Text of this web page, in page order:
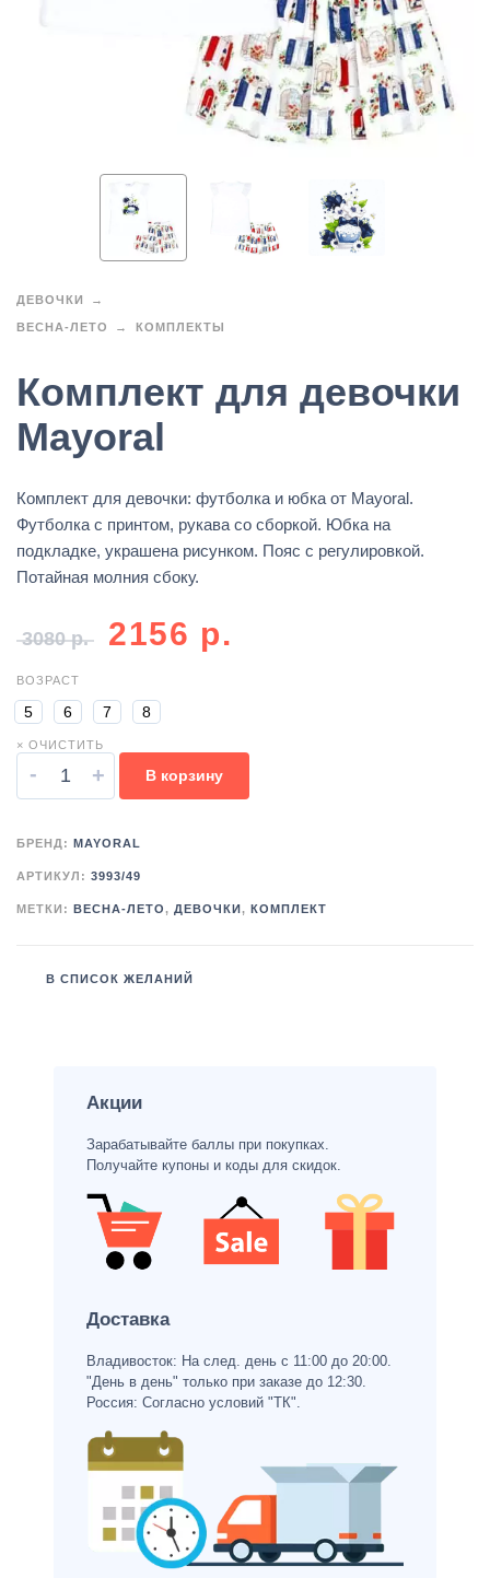
ДЕВОЧКИ
ВЕСНА-ЛЕТО КОМПЛЕКТЫ
Комплект для девочки
Mayoral
Комплект для девочки: футболка и юбка от Mayoral.
Футболка с принтом, рукава со сборкой. Юбка на
подкладке, украшена рисунком. Пояс с регулировкой.
Потайная молния сбоку.
3080р. 2156 р.
ВОЗРАСТ
5 6 7 8
× ОЧИСТИТЬ
- + В корзину
БРЕНД: MAYORAL
АРТИКУЛ: 3993/49
МЕТКИ: ВЕСНА-ЛЕТО, ДЕВОЧКИ , КОМПЛЕКТ
В СПИСОК ЖЕЛАНИЙ
Акции
Зарабатывайте баллы при покупках.
Получайте купоны и коды для скидок.
Доставка
Владивосток: На след. день с 11:00 до 20:00.
"День в день" только при заказе до 12:30.
Россия: Согласно условий "ТК".